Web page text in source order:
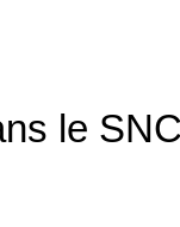
le